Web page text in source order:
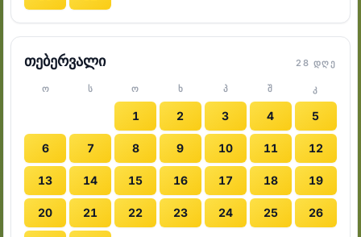
თებერვალი 28 ᲓᲦᲔ
Ო Ს Ო Ხ Პ Შ Კ
1 2 3 4 5
6 7 8 9 10 11 12
13 14 15 16 17 18 19
20 21 22 23 24 25 26